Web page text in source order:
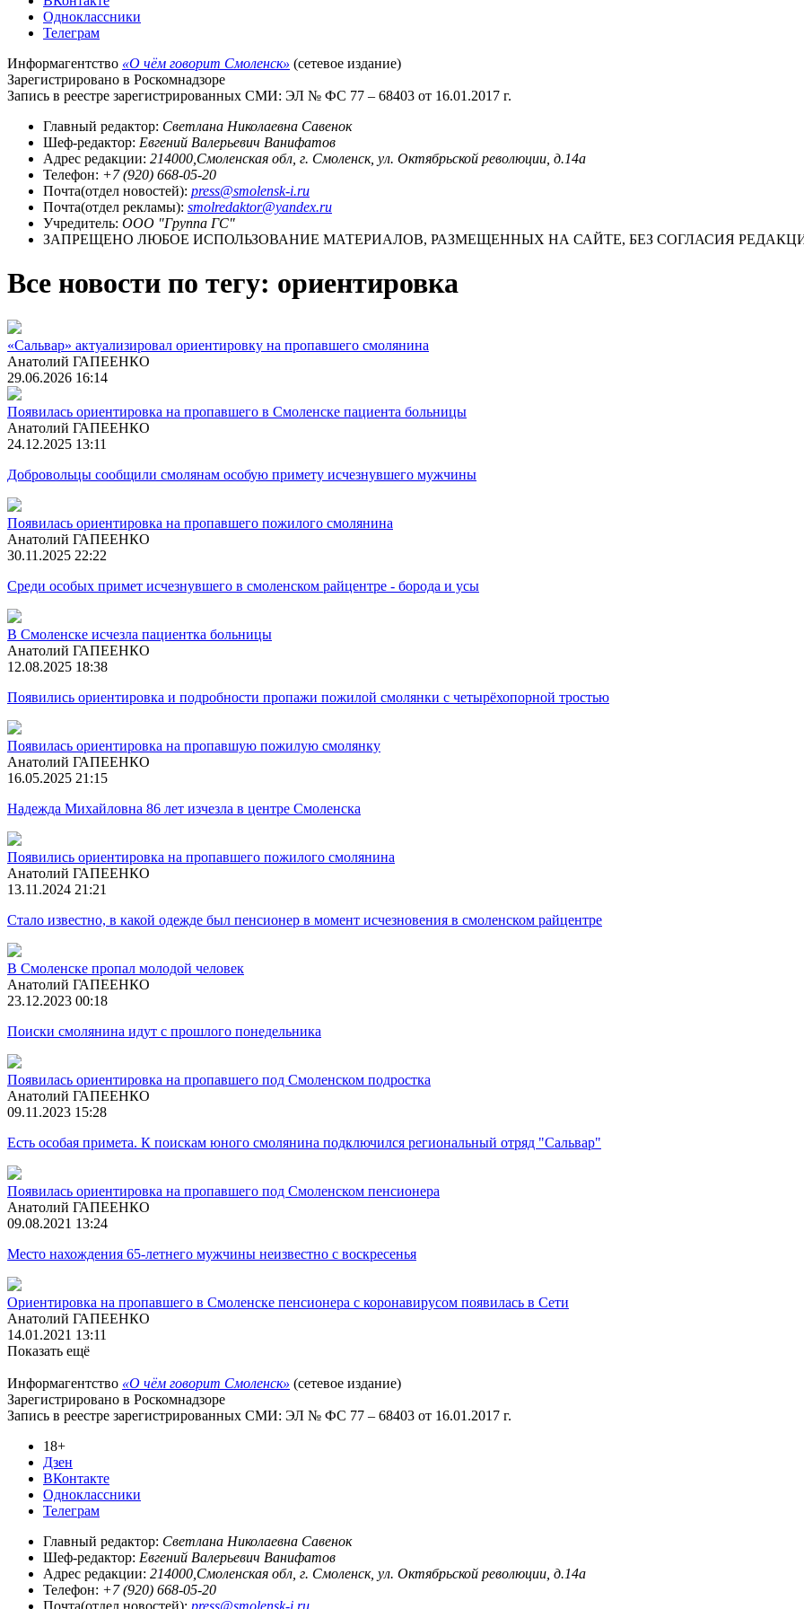
Одноклассники
Телеграм
Информагентство «О чём говорит Смоленск» (сетевое издание)
Зарегистрировано в Роскомнадзоре
Запись в реестре зарегистрированных СМИ: ЭЛ № ФС 77 – 68403 от 16.01.2017 г.
Главный редактор: Светлана Николаевна Савенок
Шеф-редактор: Евгений Валерьевич Ванифатов
Адрес редакции: 214000,Смоленская обл, г. Смоленск, ул. Октябрьской революции, д.14а
Телефон: +7 (920) 668-05-20
Почта(отдел новостей): press@smolensk-i.ru
Почта(отдел рекламы): smolredaktor@yandex.ru
Учредитель: ООО "Группа ГС"
ЗАПРЕЩЕНО ЛЮБОЕ ИСПОЛЬЗОВАНИЕ МАТЕРИАЛОВ, РАЗМЕЩЕННЫХ НА САЙТЕ, БЕЗ СОГЛАСИЯ
Все новости по тегу: ориентировка
«Сальвар» актуализировал ориентировку на пропавшего смолянина
Анатолий ГАПЕЕНКО
29.06.2026 16:14
Появилась ориентировка на пропавшего в Смоленске пациента больницы
Анатолий ГАПЕЕНКО
24.12.2025 13:11
Добровольцы сообщили смолянам особую примету исчезнувшего мужчины
Появилась ориентировка на пропавшего пожилого смолянина
Анатолий ГАПЕЕНКО
30.11.2025 22:22
Среди особых примет исчезнувшего в смоленском райцентре - борода и усы
В Смоленске исчезла пациентка больницы
Анатолий ГАПЕЕНКО
12.08.2025 18:38
Появились ориентировка и подробности пропажи пожилой смолянки с четырёхопорной тростью
Появилась ориентировка на пропавшую пожилую смолянку
Анатолий ГАПЕЕНКО
16.05.2025 21:15
Надежда Михайловна 86 лет изчезла в центре Смоленска
Появились ориентировка на пропавшего пожилого смолянина
Анатолий ГАПЕЕНКО
13.11.2024 21:21
Стало известно, в какой одежде был пенсионер в момент исчезновения в смоленском райцентре
В Смоленске пропал молодой человек
Анатолий ГАПЕЕНКО
23.12.2023 00:18
Поиски смолянина идут с прошлого понедельника
Появилась ориентировка на пропавшего под Смоленском подростка
Анатолий ГАПЕЕНКО
09.11.2023 15:28
Есть особая примета. К поискам юного смолянина подключился региональный отряд "Сальвар"
Появилась ориентировка на пропавшего под Смоленском пенсионера
Анатолий ГАПЕЕНКО
09.08.2021 13:24
Место нахождения 65-летнего мужчины неизвестно с воскресенья
Ориентировка на пропавшего в Смоленске пенсионера с коронавирусом появилась в Сети
Анатолий ГАПЕЕНКО
14.01.2021 13:11
Показать ещё
Информагентство «О чём говорит Смоленск» (сетевое издание)
Зарегистрировано в Роскомнадзоре
Запись в реестре зарегистрированных СМИ: ЭЛ № ФС 77 – 68403 от 16.01.2017 г.
18+
Дзен
ВКонтакте
Одноклассники
Телеграм
Главный редактор: Светлана Николаевна Савенок
Шеф-редактор: Евгений Валерьевич Ванифатов
Адрес редакции: 214000,Смоленская обл, г. Смоленск, ул. Октябрьской революции, д.14а
Телефон: +7 (920) 668-05-20
Почта(отдел новостей): press@smolensk-i.ru